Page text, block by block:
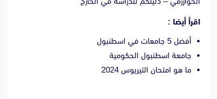
اقرأ أيضا :
أفضل 5 جامعات في اسطنبول
جامعة اسطنبول الحكومية
ما هو امتحان التيريوس 2024